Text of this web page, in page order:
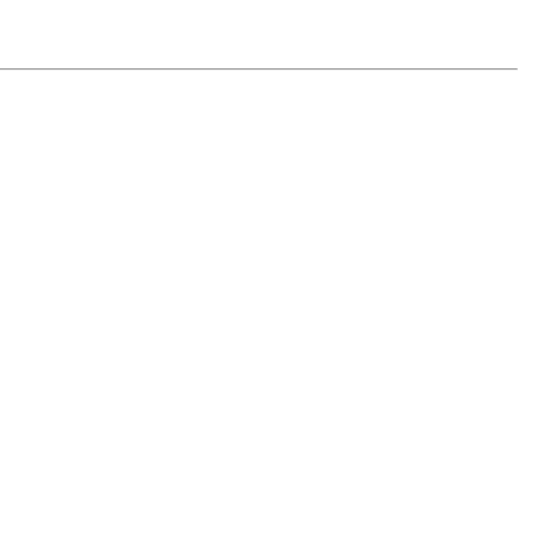
zu Haus und werden dabei von Musikanten begleitet. Früher
gehen die jungen Frauen zum Tanz in sorbischer Tracht.
der von Musikanten begleitet wird. Junge Frauen tragen
Eröffnungstanz im Saal besucht der Festumzug Honoratioren
„Kreuzsingen“, Klappern, Osterreiten).